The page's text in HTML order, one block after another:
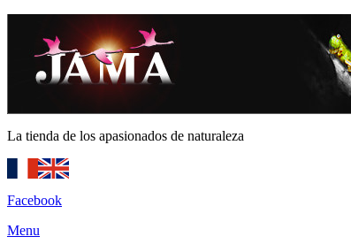
La tienda de los apasionados de naturaleza
Facebook
Menu